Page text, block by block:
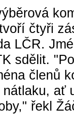
čtyři
LČR.
sdělit.
členů
ať
řekl